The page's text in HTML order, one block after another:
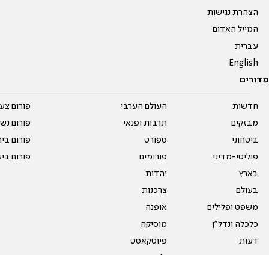
הצהרת נגישות
המייל האדום
עברית
English
מדורים
חדשות
מבזקים
ביטחוני
פוליטי-מדיני
בארץ
בעולם
משפט ופלילים
כלכלה ונדל"ן
דעות
העולם הערבי
תרבות ופנאי
ספורט
פורומים
יהדות
צרכנות
אופנה
מוסיקה
פיוטקאסט
פורום
פורום
פורום
פורום